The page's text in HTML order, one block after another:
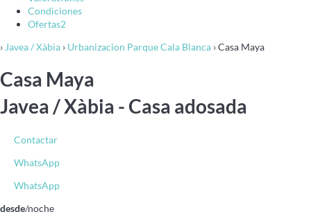
Condiciones
Ofertas2
› Javea / Xàbia › Urbanizacion Parque Cala Blanca › Casa Maya
Casa Maya
Javea / Xàbia - Casa adosada
Contactar
WhatsApp
WhatsApp
desde/noche